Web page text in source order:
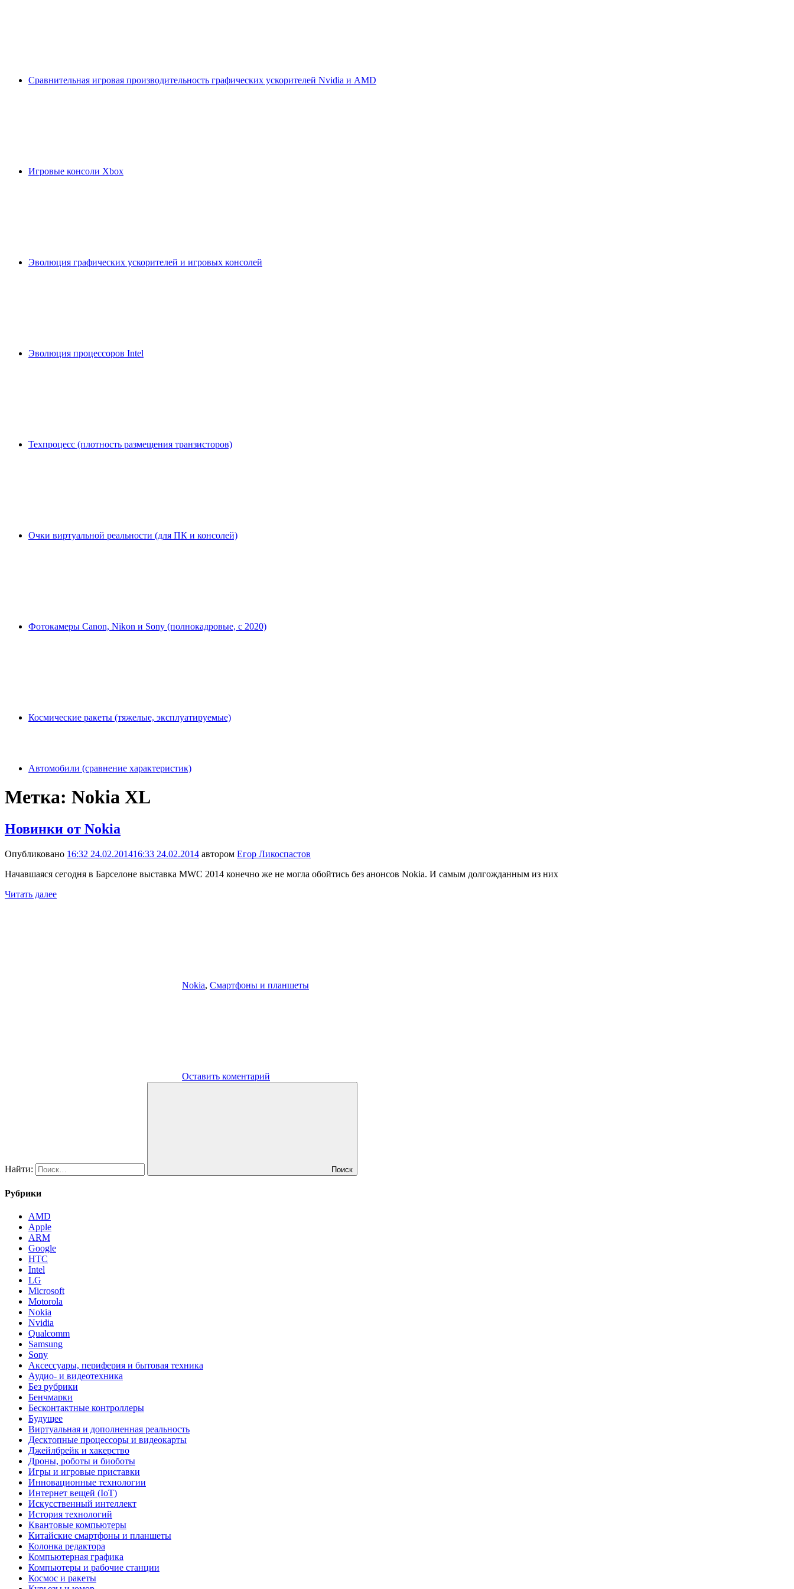
Сравнительная игровая производительность графических ускорителей Nvidia и AMD
Игровые консоли Xbox
Эволюция графических ускорителей и игровых консолей
Эволюция процессоров Intel
Техпроцесс (плотность размещения транзисторов)
Очки виртуальной реальности (для ПК и консолей)
Фотокамеры Canon, Nikon и Sony (полнокадровые, с 2020)
Космические ракеты (тяжелые, эксплуатируемые)
Автомобили (сравнение характеристик)
Метка: Nokia XL
Новинки от Nokia
Опубликовано 16:32 24.02.201416:33 24.02.2014 автором Егор Ликоспастов
Начавшаяся сегодня в Барселоне выставка MWC 2014 конечно же не могла обойтись без анонсов Nokia. И самым долгожданным из них
Читать далее
Nokia, Смартфоны и планшеты
Оставить коментарий
Найти: Поиск
Рубрики
AMD
Apple
ARM
Google
HTC
Intel
LG
Microsoft
Motorola
Nokia
Nvidia
Qualcomm
Samsung
Sony
Аксессуары, периферия и бытовая техника
Аудио- и видеотехника
Без рубрики
Бенчмарки
Бесконтактные контроллеры
Будущее
Виртуальная и дополненная реальность
Десктопные процессоры и видеокарты
Джейлбрейк и хакерство
Дроны, роботы и биоботы
Игры и игровые приставки
Инновационные технологии
Интернет вещей (IoT)
Искусственный интеллект
История технологий
Квантовые компьютеры
Китайские смартфоны и планшеты
Колонка редактора
Компьютерная графика
Компьютеры и рабочие станции
Космос и ракеты